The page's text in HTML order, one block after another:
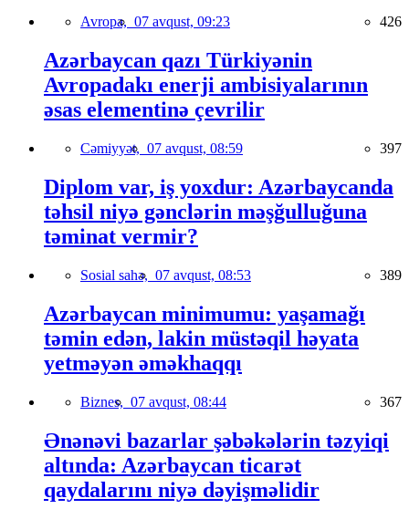
Avropa, 07 avqust, 09:23 426
Azərbaycan qazı Türkiyənin
Avropadakı enerji ambisiyalarının
əsas elementinə çevrilir
Cəmiyyət, 07 avqust, 08:59 397
Diplom var, iş yoxdur: Azərbaycanda
təhsil niyə gənclərin məşğulluğuna
təminat vermir?
Sosial sahə, 07 avqust, 08:53 389
Azərbaycan minimumu: yaşamağı
təmin edən, lakin müstəqil həyata
yetməyən əməkhaqqı
Biznes, 07 avqust, 08:44 367
Ənənəvi bazarlar şəbəkələrin təzyiqi
altında: Azərbaycan ticarət
qaydalarını niyə dəyişməlidir